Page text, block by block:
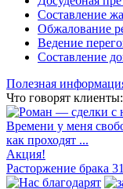
Составление
Обжалование
Ведение
Составление
Полезная
Что говорят клиенты:
Времени у меня
как проходят ...
Акция!
Расторжение брака